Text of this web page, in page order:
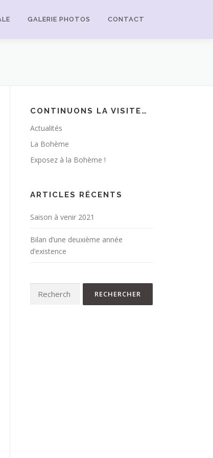
GALERIE PHOTOS CONTACT
CONTINUONS LA VISITE…
Actualités
La Bohème
Exposez à la Bohème !
ARTICLES RÉCENTS
Saison à venir 2021
Bilan d’une deuxième année
d’existence